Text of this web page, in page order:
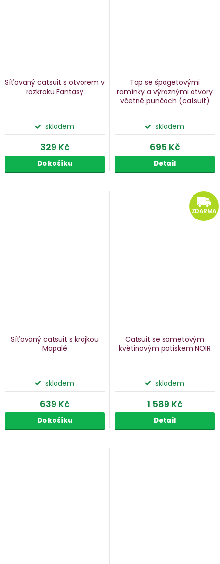
Síťovaný catsuit s otvorem v
rozkroku Fantasy
skladem
329 Kč
Do košíku
Top se špagetovými
ramínky a výraznými otvory
včetně punčoch (catsuit)
skladem
695 Kč
Detail
Síťovaný catsuit s krajkou
Mapalé
skladem
639 Kč
Do košíku
ZDARMA
Catsuit se sametovým
květinovým potiskem NOIR
skladem
1 589 Kč
Detail